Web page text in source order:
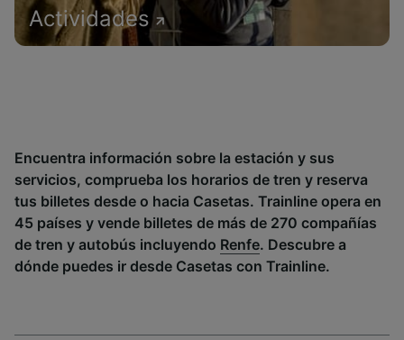
Actividades
Encuentra información sobre la estación y sus
servicios, comprueba los horarios de tren y reserva
tus billetes desde o hacia Casetas. Trainline opera en
45 países y vende billetes de más de 270 compañías
de tren y autobús incluyendo Renfe. Descubre a
dónde puedes ir desde Casetas con Trainline.